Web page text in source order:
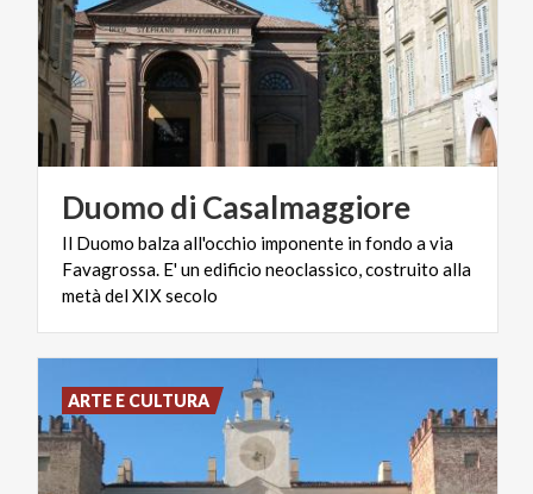
Duomodi Casalmaggiore
Il Duomo balza all'occhio imponente in fondo a via
Favagrossa. E' un edificio neoclassico, costruito alla
metà del XIX secolo
ARTE E CULTURA